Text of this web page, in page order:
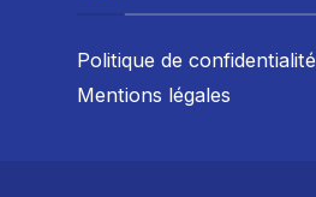
Politique de confidentialité
Mentions légales